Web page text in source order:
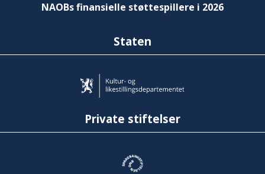
NAOBs finansielle støttespillere i 2026
Staten
Private stiftelser